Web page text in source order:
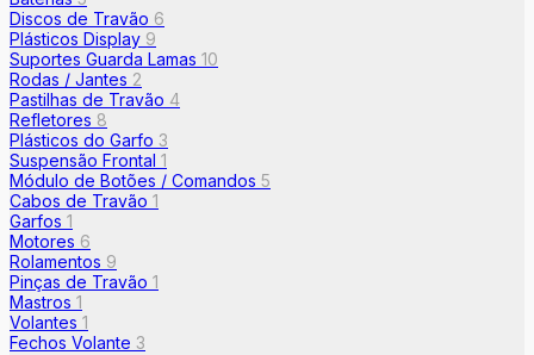
Discos de Travão 6
Plásticos Display 9
Suportes Guarda Lamas 10
Rodas / Jantes 2
Pastilhas de Travão 4
Refletores 8
Plásticos do Garfo 3
Suspensão Frontal 1
Módulo de Botões / Comandos 5
Cabos de Travão 1
Garfos 1
Motores 6
Rolamentos 9
Pinças de Travão 1
Mastros 1
Volantes 1
Fechos Volante 3